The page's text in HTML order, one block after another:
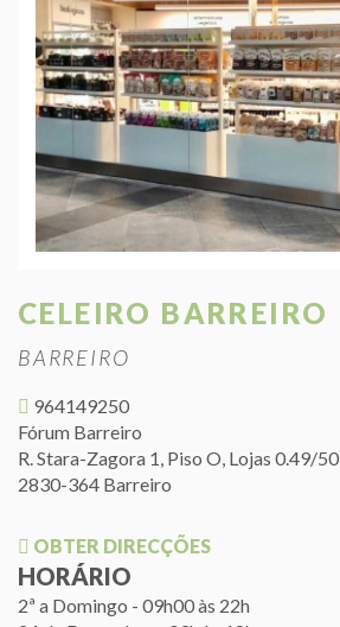
CELEIRO BARREIRO
BARREIRO
964149250
Fórum Barreiro
R. Stara-Zagora 1, Piso O, Lojas 0.49/50
2830-364 Barreiro
OBTER DIRECÇÕES
HORÁRIO
2ª a Domingo - 09h00 às 22h